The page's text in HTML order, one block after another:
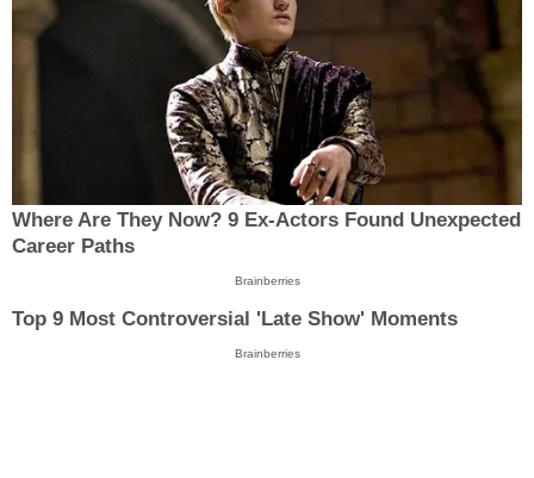
Where Are They Now? 9 Ex-Actors Found Unexpected
Career Paths
Brainberries
Top 9 Most Controversial 'Late Show' Moments
Brainberries